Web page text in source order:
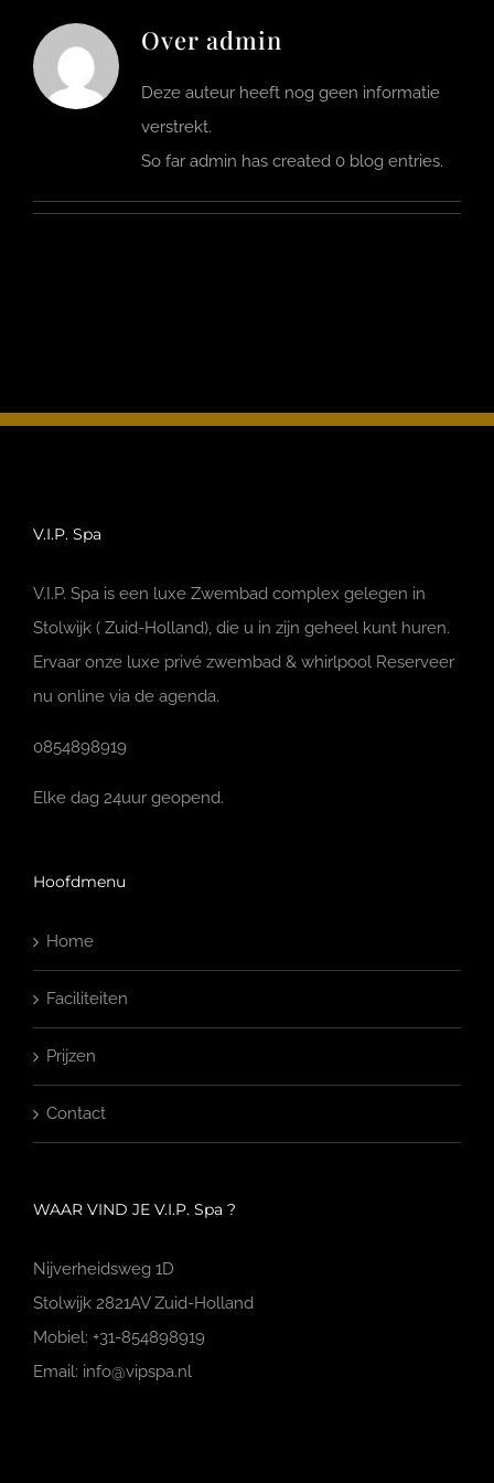
FOTO’S
INFO
Over admin
Deze auteur heeft nog geen informatie
verstrekt.
So far admin has created 0 blog entries.
V.I.P. Spa
V.I.P. Spa is een luxe Zwembad complex gelegen in
Stolwijk ( Zuid-Holland), die u in zijn geheel kunt huren.
Ervaar onze luxe privé zwembad & whirlpool Reserveer
nu online via de agenda.
0854898919
Elke dag 24uur geopend.
Hoofdmenu
Home
Faciliteiten
Prijzen
Contact
WAAR VIND JE V.I.P. Spa ?
Nijverheidsweg 1D
Stolwijk 2821AV Zuid-Holland
Mobiel: +31-854898919
Email: info@vipspa.nl